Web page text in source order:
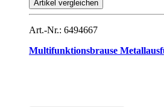
Artikel vergleichen
Art.-Nr.: 6494667
Multifunktionsbrause